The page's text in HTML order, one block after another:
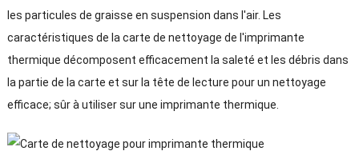
les particules de graisse en suspension dans l'air. Les
caractéristiques de la carte de nettoyage de l'imprimante
thermique décomposent efficacement la saleté et les débris dans
la partie de la carte et sur la tête de lecture pour un nettoyage
efficace; sûr à utiliser sur une imprimante thermique.